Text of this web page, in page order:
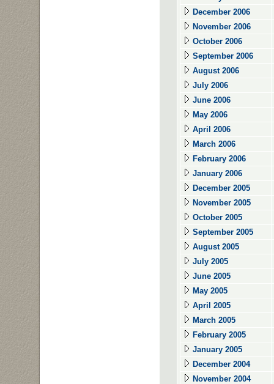
December 2006
November 2006
October 2006
September 2006
August 2006
July 2006
June 2006
May 2006
April 2006
March 2006
February 2006
January 2006
December 2005
November 2005
October 2005
September 2005
August 2005
July 2005
June 2005
May 2005
April 2005
March 2005
February 2005
January 2005
December 2004
November 2004